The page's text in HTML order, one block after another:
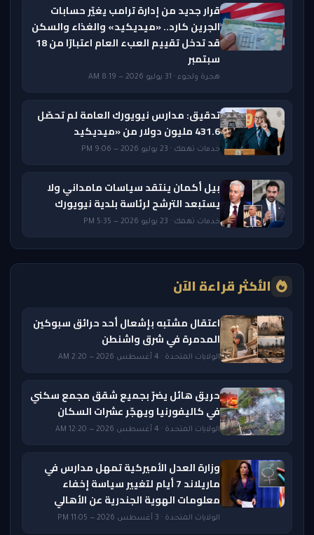
قرار جديد من إدارة ترامب يغيّر حسابات
الجرين كارد.. «ميديكيد» والغذاء والسكن
قد تدخل تقييم العبء العام اعتبارًا من 18
سبتمبر
هجرة ولجوء · 31 يوليو 2026 — 8:19 AM
تدقيق: مدارس نيويورك العامة لم تحصّل
431.6 مليون دولار من «ميديكيد
خدمات تهمك · 23 يوليو 2026 — 9:06 PM
بيل أكمان ينتقد سياسات مامداني ولا
يستبعد الترشح لرئاسة بلدية نيويورك
خدمات تهمك · 23 يوليو 2026 — 5:35 PM
الأكثر قراءة الآن
اعتقال مشتبه بإشعال أحد حرائق سبوكين
المدمرة في شرق واشنطن
الولايات المتحدة · 4 أغسطس 2026 — 2:20 AM
حريق هائل يضرّ بجميع شقق مجمع سكني
في كاليفورنيا ويهجّر عشرات السكان
الولايات المتحدة · 4 أغسطس 2026 — 12:20 AM
وزارة العدل الأميركية تمهل مدارس في
ماريلاند 7 أيام لتغيير سياسة إخفاء
معلومات الهوية الجندرية عن الأهالي
الولايات المتحدة · 3 أغسطس 2026 — 11:05 PM